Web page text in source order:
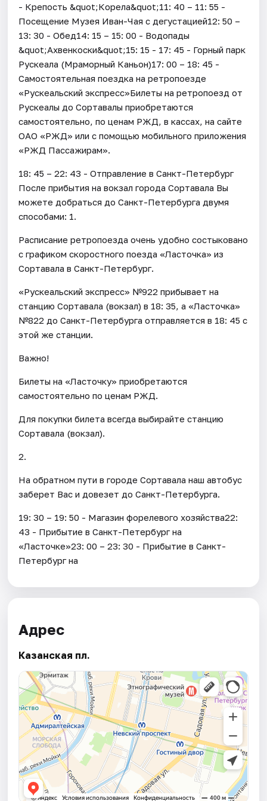
- Крепость &quot;Корела&quot;11: 40 – 11: 55 -
Посещение Музея Иван-Чая с дегустацией12: 50 –
13: 30 - Обед14: 15 – 15: 00 - Водопады
&quot;Ахвенкоски&quot;15: 15 - 17: 45 - Горный парк
Рускеала (Мраморный Каньон)17: 00 – 18: 45 -
Самостоятельная поездка на ретропоезде
«Рускеальский экспресс»Билеты на ретропоезд от
Рускеалы до Сортавалы приобретаются
самостоятельно, по ценам РЖД, в кассах, на сайте
ОАО «РЖД» или с помощью мобильного приложения
«РЖД Пассажирам».
18: 45 – 22: 43 - Отправление в Санкт-Петербург
После прибытия на вокзал города Сортавала Вы
можете добраться до Санкт-Петербурга двумя
способами: 1.
Расписание ретропоезда очень удобно состыковано
с графиком скоростного поезда «Ласточка» из
Сортавала в Санкт-Петербург.
«Рускеальский экспресс» №922 прибывает на
станцию Сортавала (вокзал) в 18: 35, а «Ласточка»
№822 до Санкт-Петербурга отправляется в 18: 45 с
этой же станции.
Важно!
Билеты на «Ласточку» приобретаются
самостоятельно по ценам РЖД.
Для покупки билета всегда выбирайте станцию
Сортавала (вокзал).
2.
На обратном пути в городе Сортавала наш автобус
заберет Вас и довезет до Санкт-Петербурга.
19: 30 – 19: 50 - Магазин форелевого хозяйства22:
43 - Прибытие в Санкт-Петербург на
«Ласточке»23: 00 – 23: 30 - Прибытие в Санкт-
Петербург на
Адрес
Казанская пл.